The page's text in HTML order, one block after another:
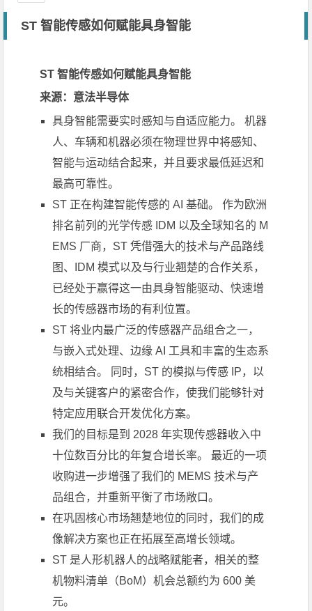
ST 智能传感如何赋能具身智能
ST 智能传感如何赋能具身智能
来源：意法半导体
具身智能需要实时感知与自适应能力。 机器
人、车辆和机器必须在物理世界中将感知、
智能与运动结合起来，并且要求最低延迟和
最高可靠性。
ST 正在构建智能传感的 AI 基础。 作为欧洲
排名前列的光学传感 IDM 以及全球知名的 M
EMS 厂商，ST 凭借强大的技术与产品路线
图、IDM 模式以及与行业翘楚的合作关系，
已经处于赢得这一由具身智能驱动、快速增
长的传感器市场的有利位置。
ST 将业内最广泛的传感器产品组合之一，
与嵌入式处理、边缘 AI 工具和丰富的生态系
统相结合。 同时，ST 的模拟与传感 IP，以
及与关键客户的紧密合作，使我们能够针对
特定应用联合开发优化方案。
我们的目标是到 2028 年实现传感器收入中
十位数百分比的年复合增长率。 最近的一项
收购进一步增强了我们的 MEMS 技术与产
品组合，并重新平衡了市场敞口。
在巩固核心市场翘楚地位的同时，我们的成
像解决方案也正在拓展至高增长领域。
ST 是人形机器人的战略赋能者，相关的整
机物料清单（BoM）机会总额约为 600 美
元。